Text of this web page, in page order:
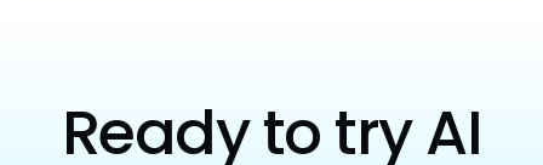
Ready to try AI